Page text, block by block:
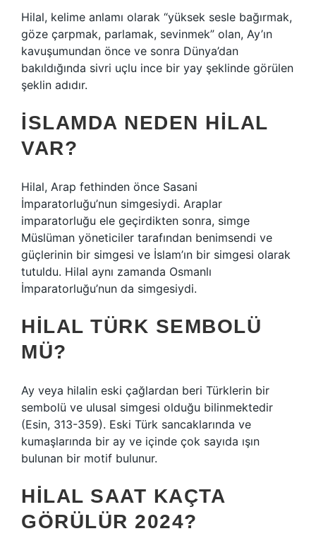
Hilal, kelime anlamı olarak “yüksek sesle bağırmak,
göze çarpmak, parlamak, sevinmek” olan, Ay’ın
kavuşumundan önce ve sonra Dünya’dan
bakıldığında sivri uçlu ince bir yay şeklinde görülen
şeklin adıdır.
İSLAMDA NEDEN HILAL
VAR?
Hilal, Arap fethinden önce Sasani
İmparatorluğu’nun simgesiydi. Araplar
imparatorluğu ele geçirdikten sonra, simge
Müslüman yöneticiler tarafından benimsendi ve
güçlerinin bir simgesi ve İslam’ın bir simgesi olarak
tutuldu. Hilal aynı zamanda Osmanlı
İmparatorluğu’nun da simgesiydi.
HILAL TÜRK SEMBOLÜ
MÜ?
Ay veya hilalin eski çağlardan beri Türklerin bir
sembolü ve ulusal simgesi olduğu bilinmektedir
(Esin, 313-359). Eski Türk sancaklarında ve
kumaşlarında bir ay ve içinde çok sayıda ışın
bulunan bir motif bulunur.
HILAL SAAT KAÇTA
GÖRÜLÜR 2024?